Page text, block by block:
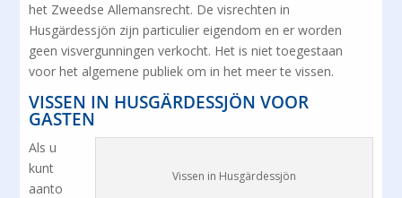
het Zweedse Allemansrecht. De visrechten in
Husgärdessjön zijn particulier eigendom en er worden
geen visvergunningen verkocht. Het is niet toegestaan
voor het algemene publiek om in het meer te vissen.
VISSEN IN HUSGÄRDESSJÖN VOOR
GASTEN
Vissen in Husgärdessjön
Als u
kunt
aanto